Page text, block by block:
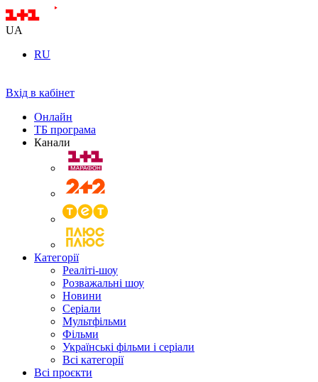
UA
RU
Вхід в кабінет
Онлайн
ТБ програма
Канали
Категорії
Реаліті-шоу
Розважальні шоу
Новини
Серіали
Мультфільми
Фільми
Українські фільми і серіали
Всі категорії
Всі проєкти